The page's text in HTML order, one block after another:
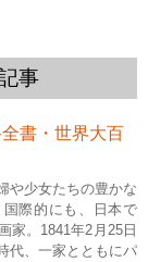
事
全書・世界大百
や少女たちの豊かな
際的にも、日本で
家。1841年2月25日
代、一家とともにパ